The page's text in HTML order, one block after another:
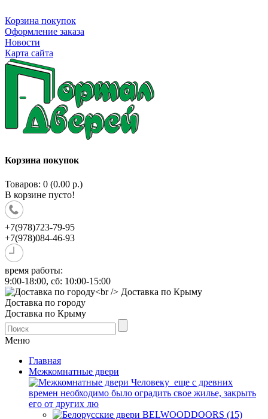
Корзина покупок
Оформление заказа
Новости
Карта сайта
Корзина покупок
Товаров: 0 (0.00 р.)
В корзине пусто!
+7(978)723-79-95
+7(978)084-46-93
время работы:
9:00-18:00, сб: 10:00-15:00
Доставка по городу
Доставка по Крыму
Меню
Главная
Межкомнатные двери
Человеку еще с древних
времен необходимо было оградить свое жилье, закрыть
его от других лю